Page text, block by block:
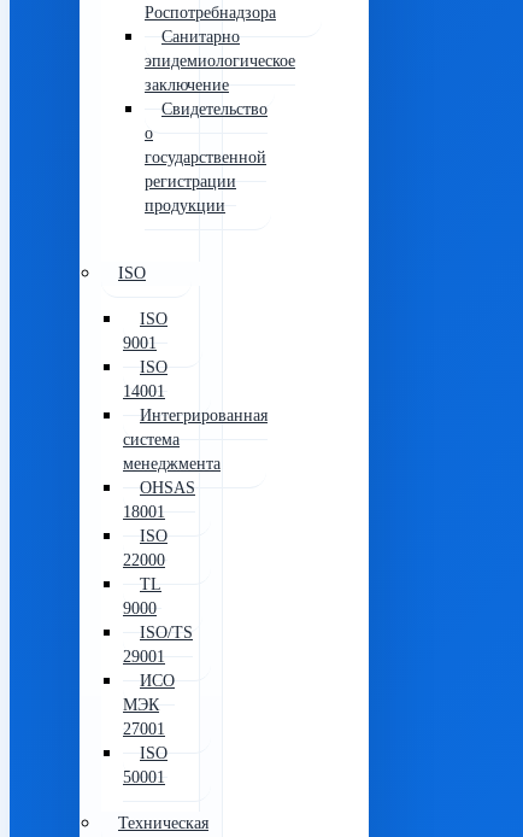
Роспотребнадзора
Санитарно
эпидемиологическое
заключение
Свидетельство
о
государственной
регистрации
продукции
ISO
ISO
9001
ISO
14001
Интегрированная
система
менеджмента
OHSAS
18001
ISO
22000
TL
9000
ISO/TS
29001
ИСО
МЭК
27001
ISO
50001
Техническая